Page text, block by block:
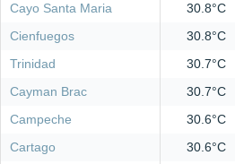
Cayo Santa Maria
30.8°C
Cienfuegos
30.8°C
Trinidad
30.7°C
Cayman Brac
30.7°C
Campeche
30.6°C
Cartago
30.6°C